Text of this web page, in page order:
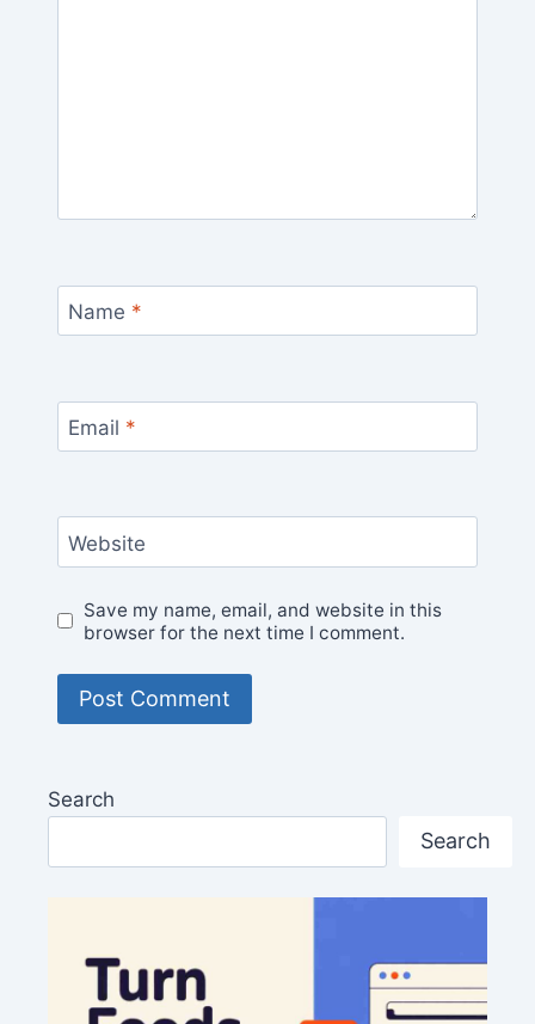
Name *
Email *
Website
Save my name, email, and website in this
browser for the next time I comment.
Search
Search